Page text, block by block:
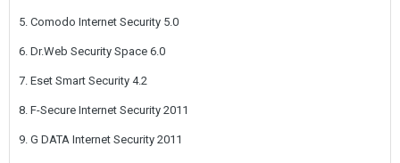
5. Comodo Internet Security 5.0
6. Dr.Web Security Space 6.0
7. Eset Smart Security 4.2
8. F-Secure Internet Security 2011
9. G DATA Internet Security 2011